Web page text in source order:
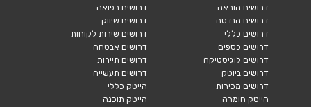
דרושים הוראה
דרושים הנדסה
דרושים כללי
דרושים כספים
דרושים לוגיסטיקה
דרושים ביוטק
דרושים מכירות
הייטק חומרה
דרושים רפואה
דרושים שיווק
דרושים שירות לקוחות
דרושים אבטחה
דרושים תיירות
דרושים תעשייה
הייטק כללי
הייטק תוכנה